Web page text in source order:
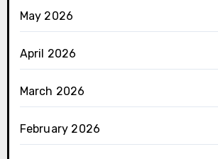
May 2026
April 2026
March 2026
February 2026